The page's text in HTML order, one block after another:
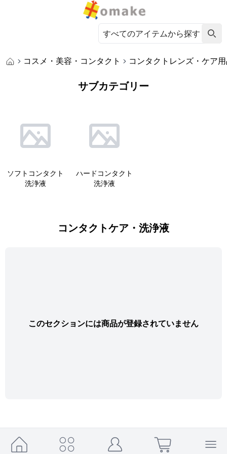
コスメ・美容・コンタクト コンタクトレンズ・ケア
サブカテゴリー
ソフトコンタクト
洗浄液
ハードコンタクト
洗浄液
コンタクトケア・洗浄液
このセクションには商品が登録されていません